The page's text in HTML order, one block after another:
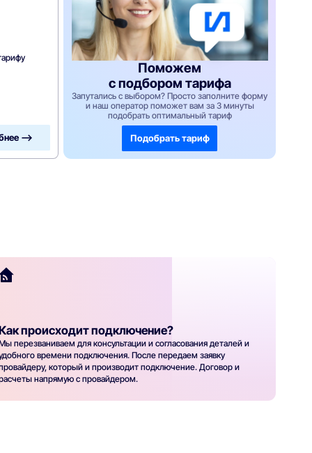
—>
Поможем
с подбором тарифа
Запутались с выбором? Просто заполните форму
и наш оператор поможет вам за 3 минуты
подобрать оптимальный тариф
Подобрать тариф
происходит подключение?
перезваниваем для консультации и согласования деталей и
времени подключения. После передаем заявку
который и производит подключение. Договор и
напрямую с провайдером.